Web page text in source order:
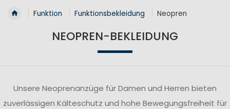
Funktion Funktionsbekleidung Neopren
NEOPREN-BEKLEIDUNG
Unsere Neoprenanzüge für Damen und Herren bieten
zuverlässigen Kälteschutz und hohe Bewegungsfreiheit für